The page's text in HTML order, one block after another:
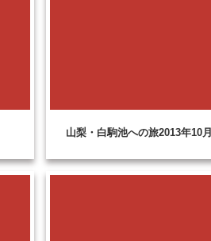
山梨・白駒池への旅2013年10月